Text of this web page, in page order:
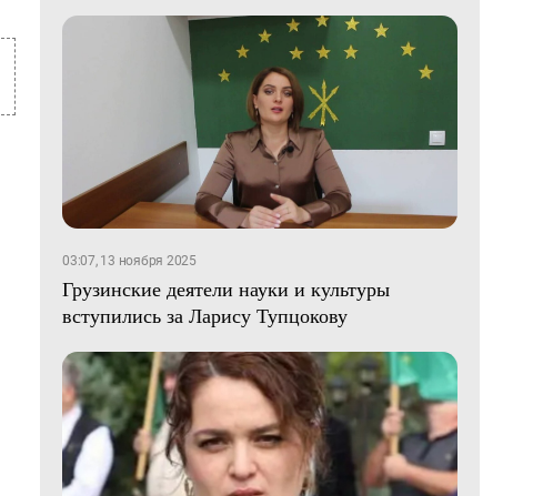
03:07, 13 ноября 2025
Грузинские деятели науки и культуры
вступились за Ларису Тупцокову